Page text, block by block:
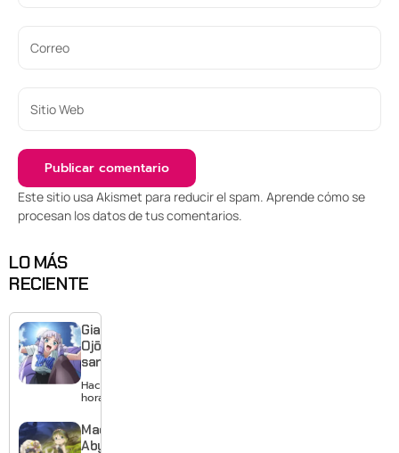
Este sitio usa Akismet para reducir el spam. Aprende cómo se
procesan los datos de tus comentarios.
LO MÁS
RECIENTE
Giant
Ojō-
sama
revela
visual y
estreno
para
Hace 7
horas
Made in
Abyss: